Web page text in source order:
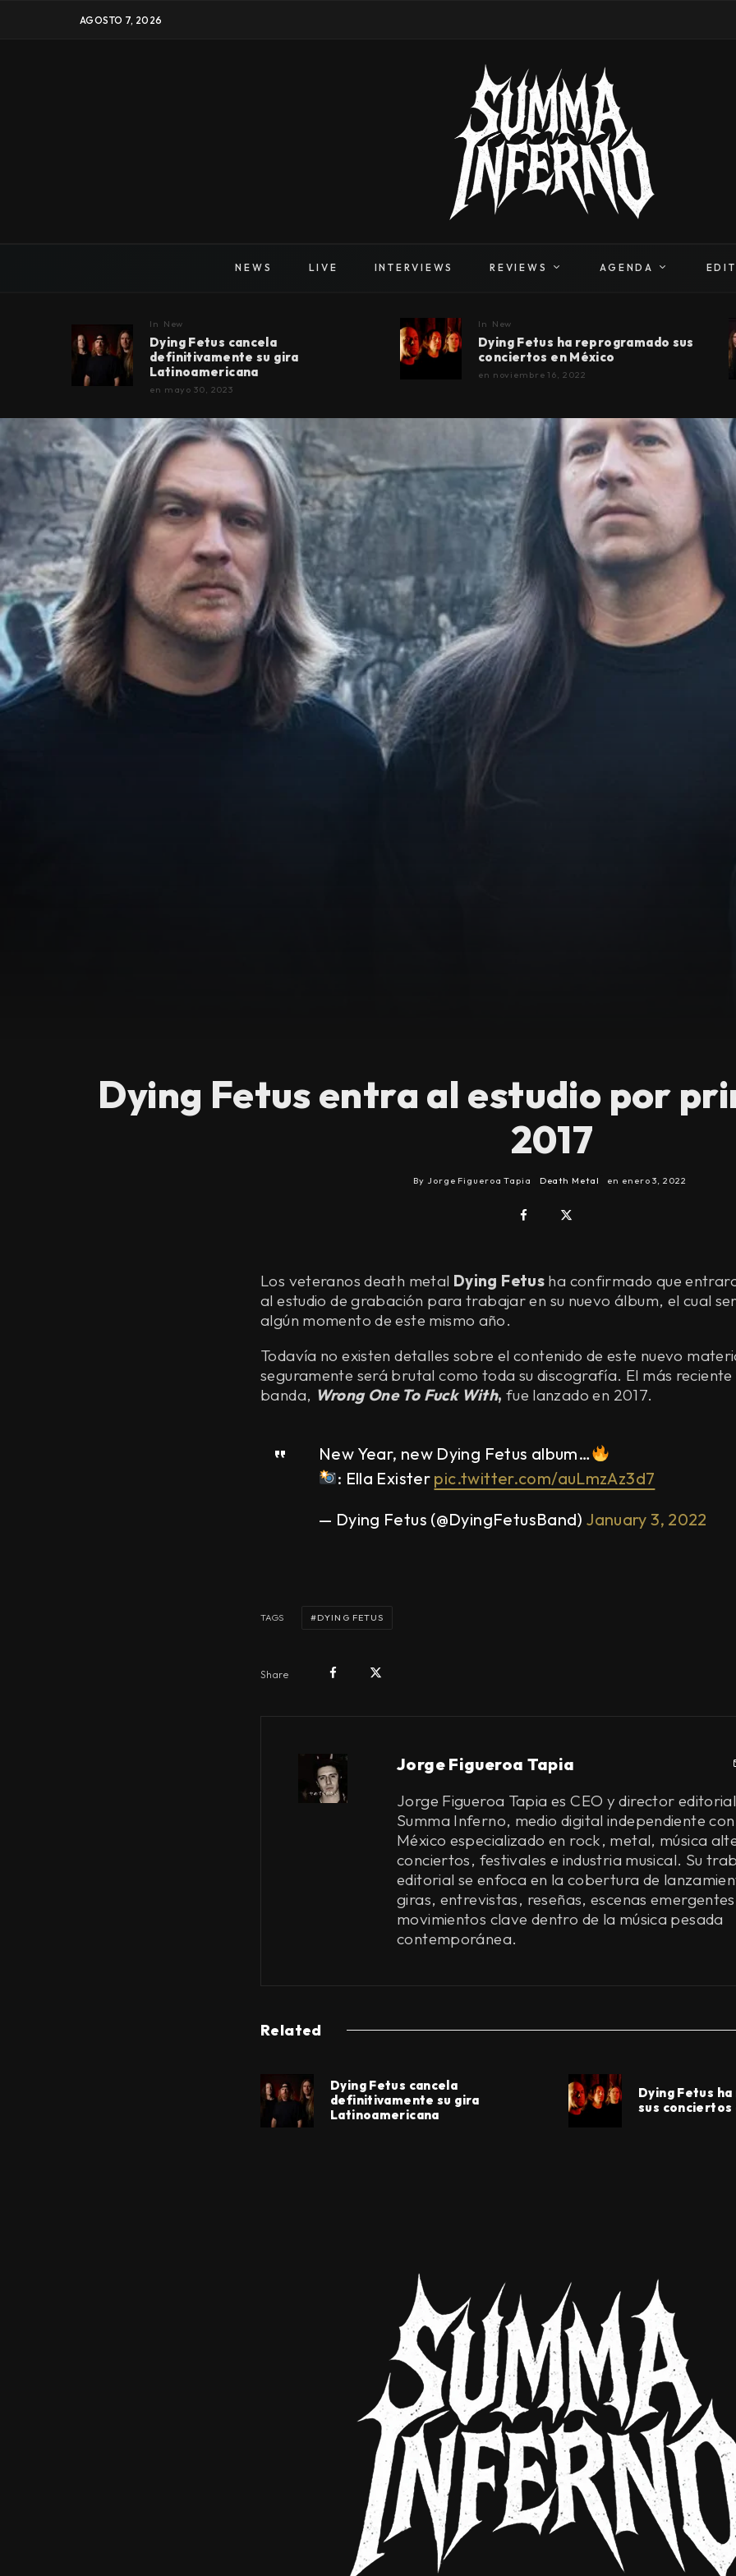
AGOSTO 7, 2026
NEWS LIVE INTERVIEWS REVIEWS AGENDA
In New
Dying Fetus cancela
definitivamente su gira
Latinoamericana
en mayo 30, 2023
In New
Dying Fetus ha reprogramado sus
conciertos en México
en noviembre 16, 2022
Dying Fetus entra al estudio por
2017
By Jorge Figueroa Tapia Death Metal en enero 3, 2022
Los veteranos death metal Dying Fetus ha confirmado que
al estudio de grabación para trabajar en su nuevo álbum, el cual
algún momento de este mismo año.
Todavía no existen detalles sobre el contenido de este nuevo
seguramente será brutal como toda su discografía. El más reciente
banda, Wrong One To Fuck With, fue lanzado en 2017.
New Year, new Dying Fetus album…
: Ella Exister pic.twitter.com/auLmzAz3d7
— Dying Fetus (@DyingFetusBand) January 3, 2022
TAGS DYING FETUS
Share
Jorge Figueroa Tapia
Jorge Figueroa Tapia es CEO y director
Summa Inferno, medio digital independiente
México especializado en rock, metal, música
conciertos, festivales e industria musical. Su
editorial se enfoca en la cobertura de
giras, entrevistas, reseñas, escenas
movimientos clave dentro de la música pesada
contemporánea.
Related
Dying Fetus cancela
definitivamente su gira
Latinoamericana
Dying Fetus
sus conciertos